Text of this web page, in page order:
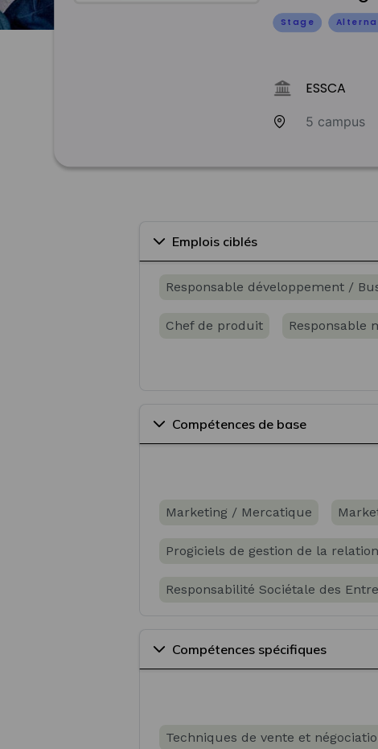
Stage
ESSCA
5 campus
Emplois ciblés
Responsable développement /
Chef de produit Responsable
Compétences de base
Marketing / Mercatique
Progiciels de gestion de la
Responsabilité Sociétale des
Compétences spécifiques
Techniques de vente et